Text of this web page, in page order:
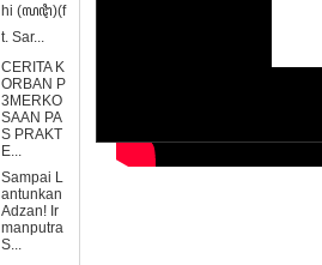
hi (ꦭꦛꦶ)(f
t. Sar...
CERITA K
ORBAN P
3MERKO
SAAN PA
S PRAKT
E...
Sampai L
antunkan
Adzan! Ir
manputra
S...